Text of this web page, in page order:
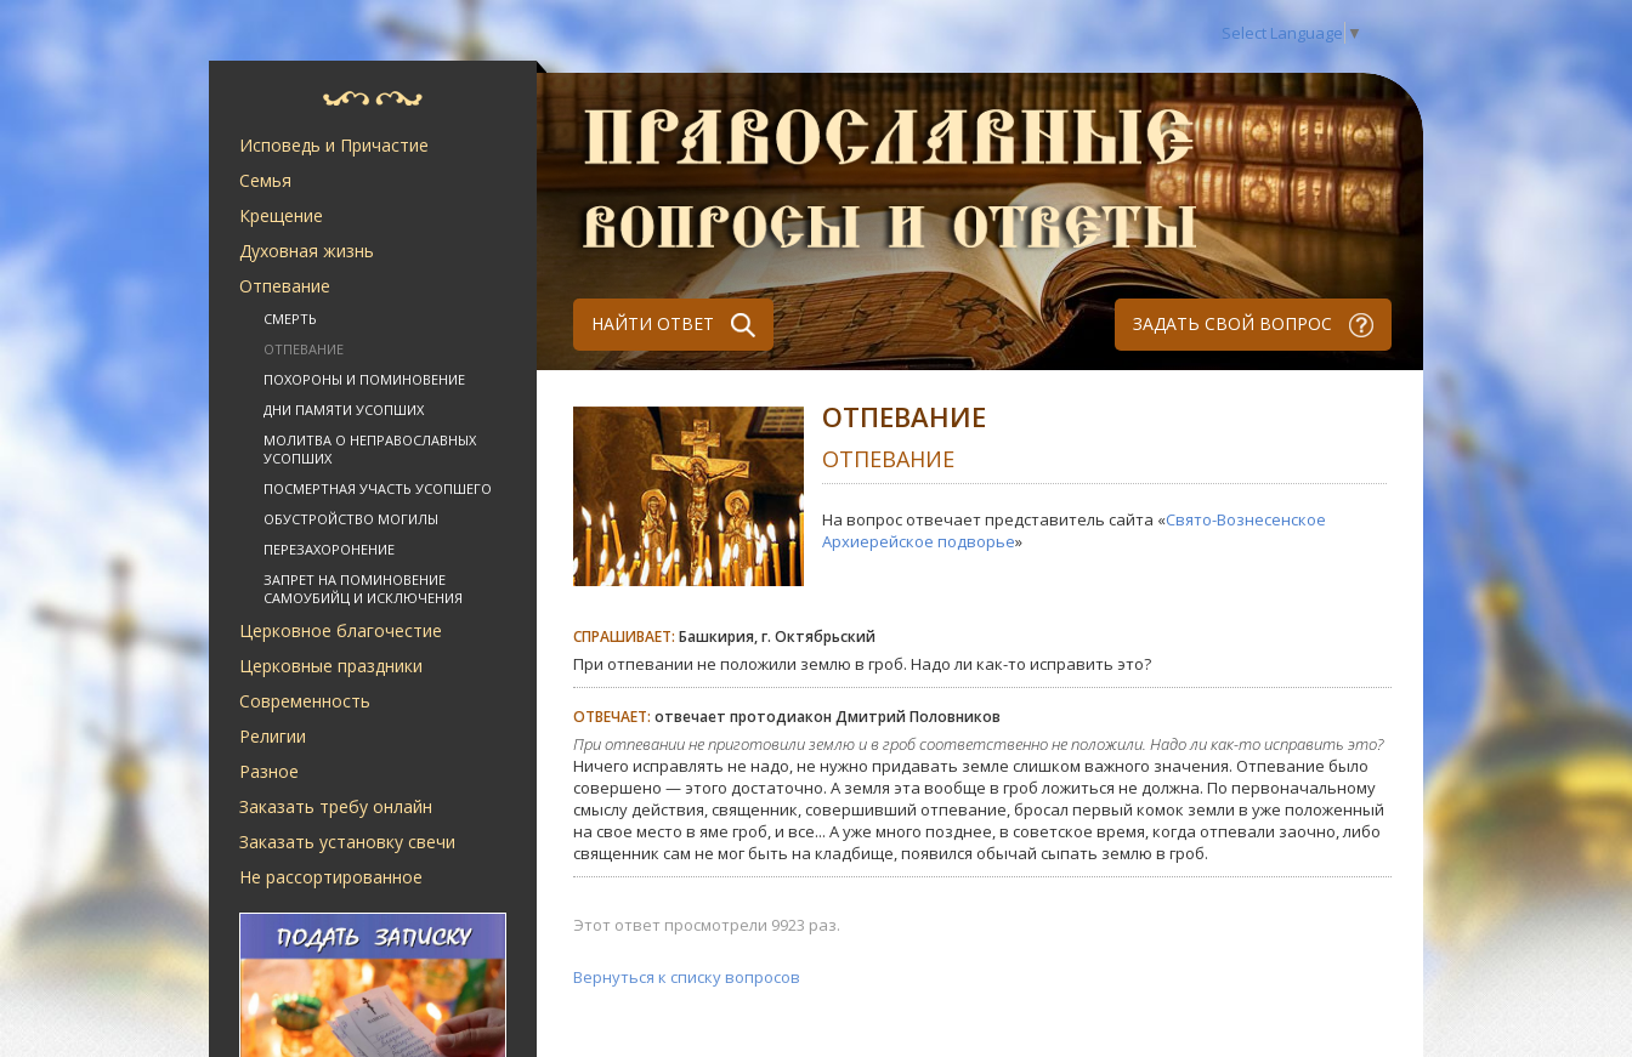
Select Language ▼
Исповедь и Причастие
Семья
Крещение
Духовная жизнь
Отпевание
СМЕРТЬ
ОТПЕВАНИЕ
ПОХОРОНЫ И ПОМИНОВЕНИЕ
ДНИ ПАМЯТИ УСОПШИХ
МОЛИТВА О НЕПРАВОСЛАВНЫХ
УСОПШИХ
ПОСМЕРТНАЯ УЧАСТЬ УСОПШЕГО
ОБУСТРОЙСТВО МОГИЛЫ
ПЕРЕЗАХОРОНЕНИЕ
ЗАПРЕТ НА ПОМИНОВЕНИЕ
САМОУБИЙЦ И ИСКЛЮЧЕНИЯ
Церковное благочестие
Церковные праздники
Современность
Религии
Разное
Заказать требу онлайн
Заказать установку свечи
Не рассортированное
НАЙТИ ОТВЕТ ЗАДАТЬ СВОЙ ВОПРОС
ОТПЕВАНИЕ
ОТПЕВАНИЕ
На вопрос отвечает представитель сайта «Свято-Вознесенское
Архиерейское подворье»
СПРАШИВАЕТ: Башкирия, г. Октябрьский
При отпевании не положили землю в гроб. Надо ли как-то исправить это?
ОТВЕЧАЕТ: отвечает протодиакон Дмитрий Половников
При отпевании не приготовили землю и в гроб соответственно не положили. Надо ли как-то исправить это?
Ничего исправлять не надо, не нужно придавать земле слишком важного значения. Отпевание было
совершено — этого достаточно. А земля эта вообще в гроб ложиться не должна. По первоначальному
смыслу действия, священник, совершивший отпевание, бросал первый комок земли в уже положенный
на свое место в яме гроб, и все... А уже много позднее, в советское время, когда отпевали заочно, либо
священник сам не мог быть на кладбище, появился обычай сыпать землю в гроб.
Этот ответ просмотрели 9923 раз.
Вернуться к списку вопросов